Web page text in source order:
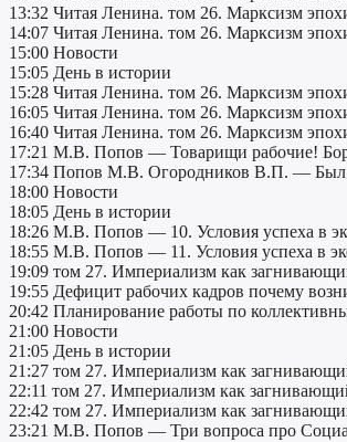
13:32 Читая Ленина. том 26. Марксизм
14:07 Читая Ленина. том 26. Марксизм
15:00 Новости
15:05 День в истории
15:28 Читая Ленина. том 26. Марксизм
16:05 Читая Ленина. том 26. Марксизм
16:40 Читая Ленина. том 26. Марксизм
17:21 М.В. Попов — Товарищи рабочие!
17:34 Попов М.В. Огородников В.П. —
18:00 Новости
18:05 День в истории
18:26 М.В. Попов — 10. Условия успеха в
18:55 М.В. Попов — 11. Условия успеха в
19:09 том 27. Империализм как
19:55 Дефицит рабочих кадров почему
20:42 Планирование работы по
21:00 Новости
21:05 День в истории
21:27 том 27. Империализм как
22:11 том 27. Империализм как
22:42 том 27. Империализм как
23:21 М.В. Попов — Три вопроса про